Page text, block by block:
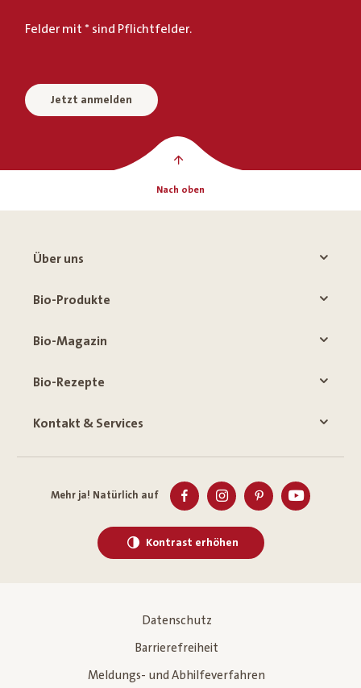
Felder mit * sind Pflichtfelder.
Jetzt anmelden
Nach oben
Über uns
Bio-Produkte
Bio-Magazin
Bio-Rezepte
Kontakt & Services
Mehr ja! Natürlich auf
Kontrast erhöhen
Datenschutz
Barrierefreiheit
Meldungs- und Abhilfeverfahren